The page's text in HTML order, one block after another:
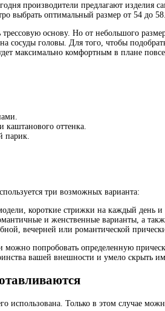
производители предлагают изделия
выбрать оптимальный размер от 54 до
основу. Но от небольшого
сосуды головы. Для того, чтобы
максимально комфортным в плане
каштанового оттенка.
парик.
три возможных варианта:
короткие стрижки на каждый день
и женственные варианты, а
вечерней или романтической
попробовать определенную
вашей внешности и умело скрыть
использована. Только в этом случае